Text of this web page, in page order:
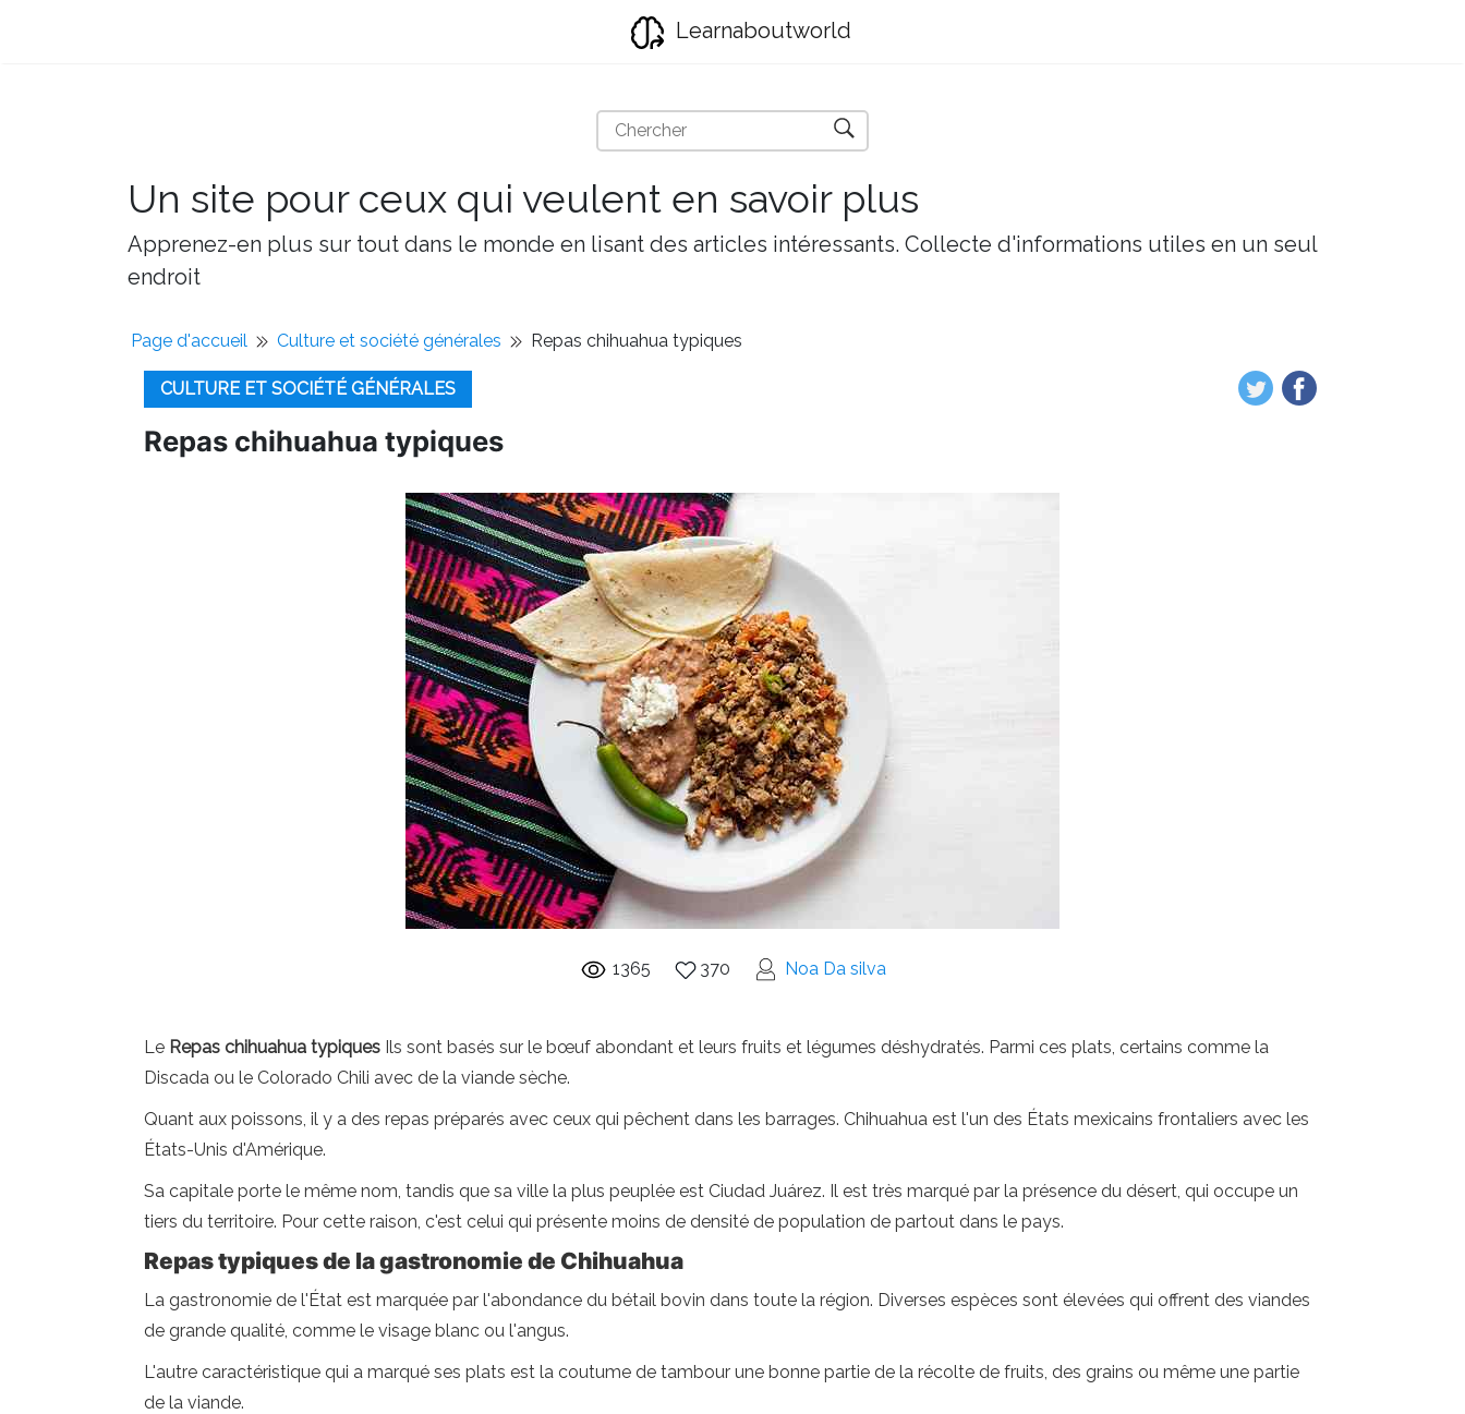
Learnaboutworld
Un site pour ceux qui veulent en savoir plus
Apprenez-en plus sur tout dans le monde en lisant des articles intéressants. Collecte d'informations utiles en un seul
endroit
Page d'accueil Culture et société générales Repas chihuahua typiques
CULTURE ET SOCIÉTÉ GÉNÉRALES
Repas chihuahua typiques
1365 370 Noa Da silva
Le Repas chihuahua typiques Ils sont basés sur le bœuf abondant et leurs fruits et légumes déshydratés. Parmi ces plats, certains comme la
Discada ou le Colorado Chili avec de la viande sèche.
Quant aux poissons, il y a des repas préparés avec ceux qui pêchent dans les barrages. Chihuahua est l'un des États mexicains frontaliers avec les
États-Unis d'Amérique.
Sa capitale porte le même nom, tandis que sa ville la plus peuplée est Ciudad Juárez. Il est très marqué par la présence du désert, qui occupe un
tiers du territoire. Pour cette raison, c'est celui qui présente moins de densité de population de partout dans le pays.
Repas typiques de la gastronomie de Chihuahua
La gastronomie de l'État est marquée par l'abondance du bétail bovin dans toute la région. Diverses espèces sont élevées qui offrent des viandes
de grande qualité, comme le visage blanc ou l'angus.
L'autre caractéristique qui a marqué ses plats est la coutume de tambour une bonne partie de la récolte de fruits, des grains ou même une partie
de la viande.